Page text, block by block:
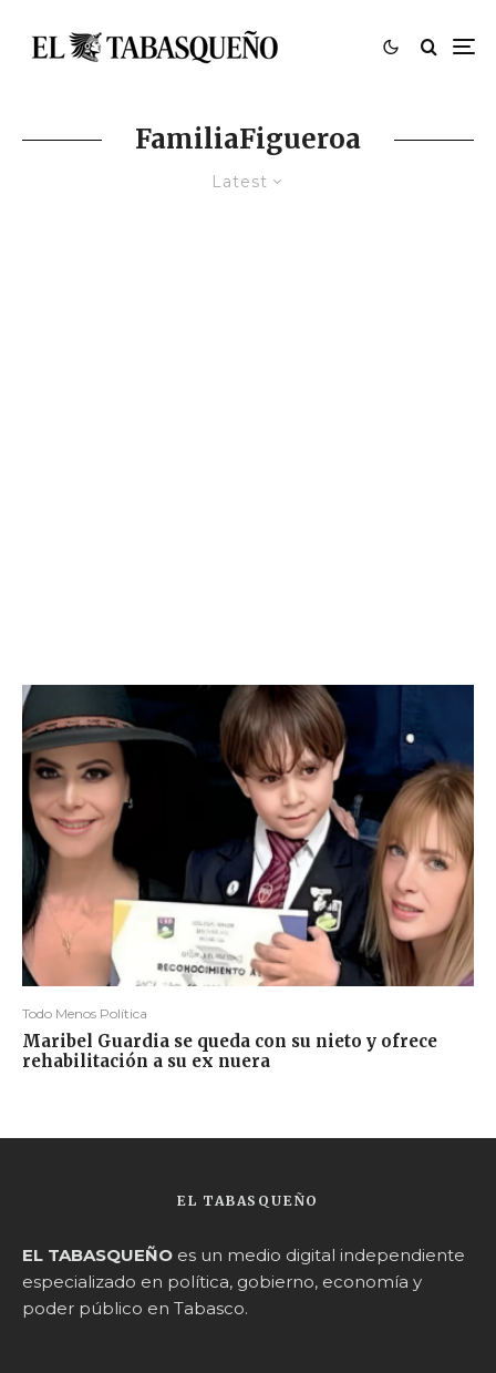
FamiliaFigueroa
Latest
Todo Menos Política
Maribel Guardia se queda con su nieto y ofrece
rehabilitación a su ex nuera
EL TABASQUEÑO
EL TABASQUEÑO es un medio digital independiente
especializado en política, gobierno, economía y
poder público en Tabasco.